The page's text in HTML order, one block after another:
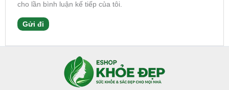
cho lần bình luận kế tiếp của tôi.